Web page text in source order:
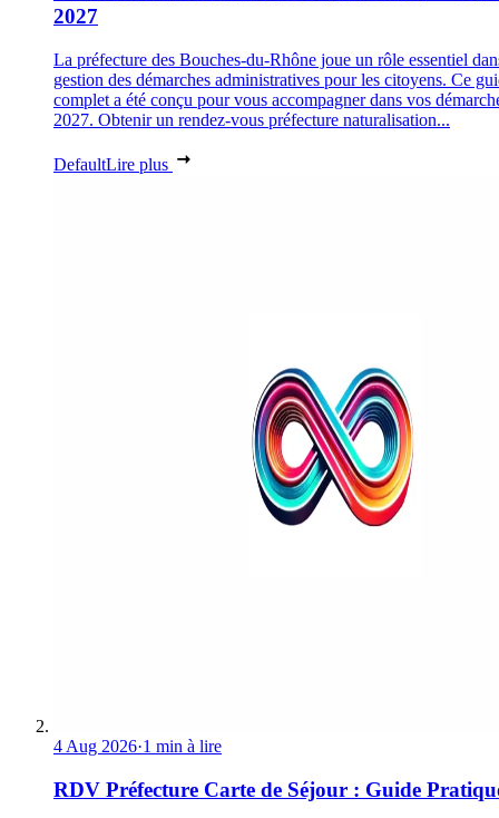
2027
La préfecture des Bouches-du-Rhône joue un rôle essentiel
gestion des démarches administratives pour les citoyens. Ce
complet a été conçu pour vous accompagner dans vos
2027. Obtenir un rendez-vous préfecture naturalisation...
DefaultLire plus
4 Aug 2026·1 min à lire
RDV Préfecture Carte de Séjour : Guide